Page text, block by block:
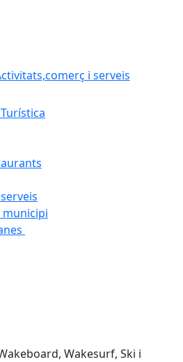
i serveis
municipi
Wakesurf, Ski i